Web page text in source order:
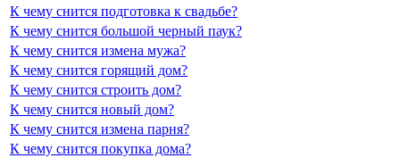
К чему снится подготовка к свадьбе?
К чему снится большой черный паук?
К чему снится измена мужа?
К чему снится горящий дом?
К чему снится строить дом?
К чему снится новый дом?
К чему снится измена парня?
К чему снится покупка дома?